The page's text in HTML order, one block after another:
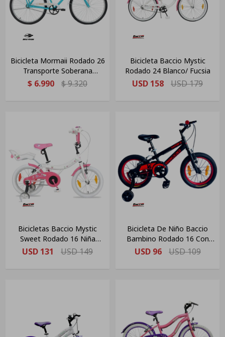
Bicicleta Mormaii Rodado 26
Transporte Soberana
C/canasto Verde Tiffany
$ 6.990 $9.320
Bicicleta Baccio Mystic
Rodado 24 Blanco/ Fucsia
USD 158 USD179
Bicicletas Baccio Mystic
Sweet Rodado 16 Niña
Blanca/ Rosa
USD 131 USD149
Bicicleta De Niño Baccio
Bambino Rodado 16 Con
Rueditas Negra/roja
USD 96 USD109